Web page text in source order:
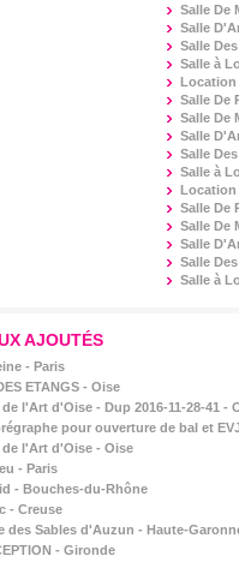
Salle De
Salle
Salle
Salle à
Location
Salle De
Salle De
Salle
Salle
Salle à
Location
Salle De
Salle De
Salle
Salle
Salle à
AJOUTÉS
- Paris
ETANGS - Oise
l'Art d'Oise - Dup 2016-11-28-41 -
pour ouverture de bal et
de l'Art d'Oise - Oise
- Paris
- Bouches-du-Rhône
- Creuse
des Sables d'Auzun - Haute-
- Gironde